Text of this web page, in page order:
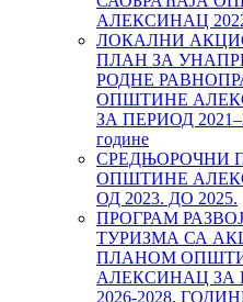
АЛЕКСИНАЦ
ЛОКАЛНИ
ПЛАН ЗА
РОДНЕ
ОПШТИНЕ
ЗА ПЕРИОД
године
СРЕДЊОРОЧНИ
ОПШТИНЕ
ОД 2023. ДО 2025.
ПРОГРАМ
ТУРИЗМА СА
ПЛАНОМ
АЛЕКСИНАЦ ЗА
2026-2028.